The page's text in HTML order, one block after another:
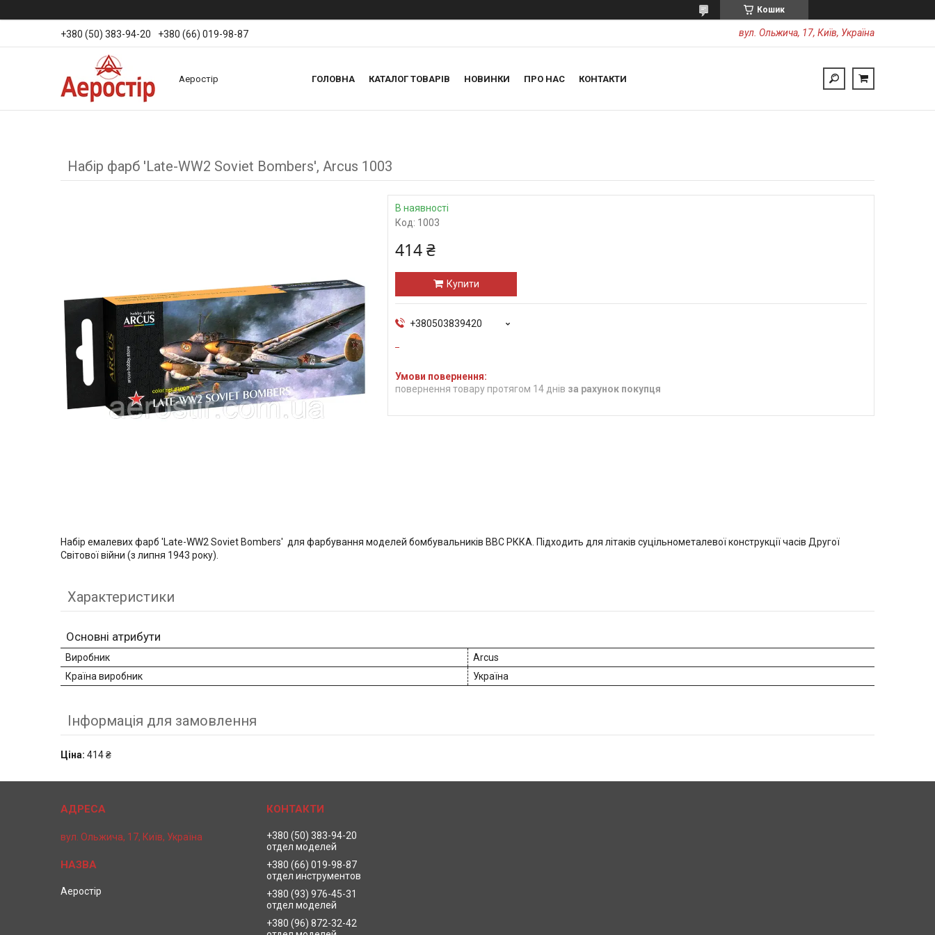
Кошик
+380 (50) 383-94-20 +380 (66) 019-98-87 вул. Ольжича, 17, Київ, Україна
Аеростір ГОЛОВНА КАТАЛОГ ТОВАРІВ НОВИНКИ ПРО НАС КОНТАКТИ
Набір фарб 'Late-WW2 Soviet Bombers', Arcus 1003
В наявності
Код: 1003
414 ₴
Купити
+380503839420
повернення товару протягом 14 днів за рахунок покупця
Набір емалевих фарб 'Late-WW2 Soviet Bombers' для фарбування моделей бомбувальників ВВС РККА. Підходить для літаків суцільнометалевої конструкції часів Другої
Світової війни (з липня 1943 року).
Характеристики
Основні атрибути
Виробник
Arcus
Країна виробник
Україна
Інформація для замовлення
Ціна: 414 ₴
вул. Ольжича, 17, Київ, Україна
Аеростір
+380 (50) 383-94-20
отдел моделей
+380 (66) 019-98-87
отдел инструментов
+380 (93) 976-45-31
отдел моделей
+380 (96) 872-32-42